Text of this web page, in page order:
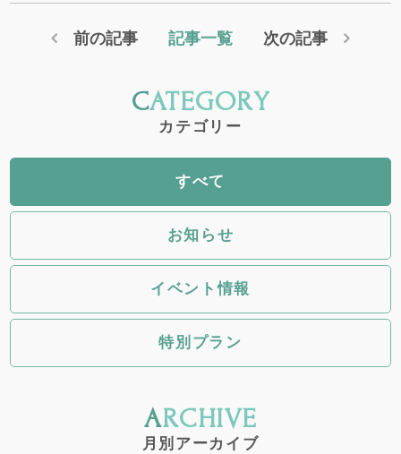
前の記事 記事一覧 次の記事
CATEGORY
カテゴリー
すべて
お知らせ
イベント情報
特別プラン
ARCHIVE
月別アーカイブ